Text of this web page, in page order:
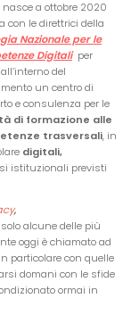
nasce a ottobre 2020
con le direttrici della
Nazionale per le
Digitali per
del
un centro di
e consulenza per le
di formazione alle
trasversali, in
digitali,
istituzionali previsti
,
alcune delle più
oggi è chiamato ad
particolare con quelle
domani con le sfide
ormai in